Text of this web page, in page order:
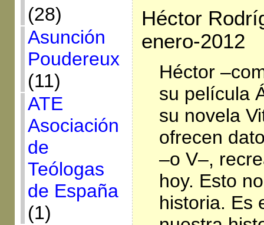
(28)
Asunción
Poudereux
(11)
ATE
Asociación
de
Teólogas
de España
(1)
Héctor
enero-2012
Héctor
su película
su novela
ofrecen
–o V–,
hoy. Esto
historia. Es